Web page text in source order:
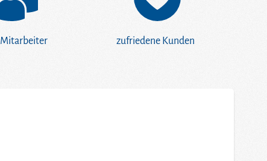
Mitarbeiter zufriedene Kunden